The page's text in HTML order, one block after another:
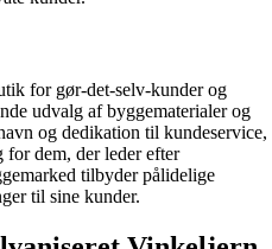
for gør-det-selv-kunder og
udvalg af byggematerialer og
og dedikation til kundeservice,
dem, der leder efter
tilbyder pålidelige
til sine kunder.